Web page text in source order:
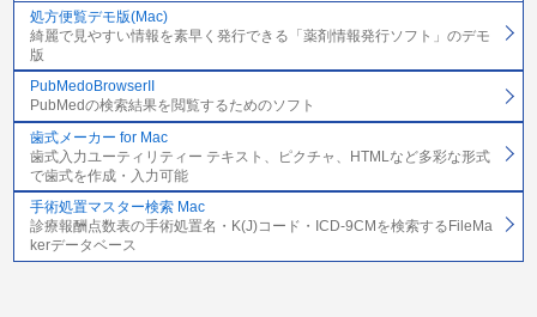
処方便覧デモ版(Mac)
綺麗で見やすい情報を素早く発行できる「薬剤情報発行ソフト」のデモ
版
PubMedoBrowserII
PubMedの検索結果を閲覧するためのソフト
歯式メーカー for Mac
歯式入力ユーティリティー テキスト、ピクチャ、HTMLなど多彩な形式
で歯式を作成・入力可能
手術処置マスター検索 Mac
診療報酬点数表の手術処置名・K(J)コード・ICD-9CMを検索するFileMa
kerデータベース